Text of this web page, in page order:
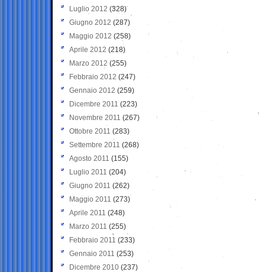
Luglio 2012 (328)
Giugno 2012 (287)
Maggio 2012 (258)
Aprile 2012 (218)
Marzo 2012 (255)
Febbraio 2012 (247)
Gennaio 2012 (259)
Dicembre 2011 (223)
Novembre 2011 (267)
Ottobre 2011 (283)
Settembre 2011 (268)
Agosto 2011 (155)
Luglio 2011 (204)
Giugno 2011 (262)
Maggio 2011 (273)
Aprile 2011 (248)
Marzo 2011 (255)
Febbraio 2011 (233)
Gennaio 2011 (253)
Dicembre 2010 (237)